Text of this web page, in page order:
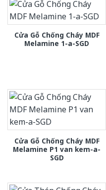
Cửa Gỗ Chống Cháy MDF
Melamine 1-a-SGD
Cửa Gỗ Chống Cháy MDF
Melamine P1 van kem-a-
SGD